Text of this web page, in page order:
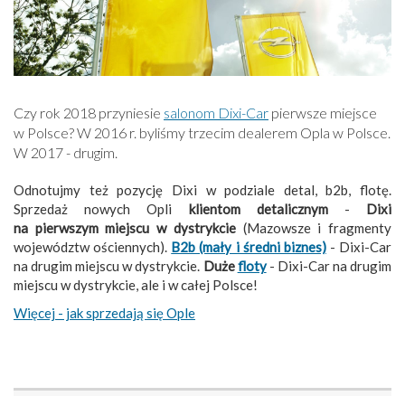
Czy rok 2018 przyniesie salonom Dixi-Car pierwsze miejsce
w Polsce? W 2016 r. byliśmy trzecim dealerem Opla w Polsce.
W 2017 - drugim.
Odnotujmy też pozycję Dixi w podziale detal, b2b, flotę.
Sprzedaż nowych Opli klientom detalicznym-
Dixi
na pierwszym miejscu w dystrykcie(Mazowsze i fragmenty
województw ościennych). B2b (mały i średni biznes)- Dixi-Car
na drugim miejscu w dystrykcie. Dużefloty- Dixi-Car na drugim
miejscu w dystrykcie, ale i w całej Polsce!
Więcej - jak sprzedają się Ople